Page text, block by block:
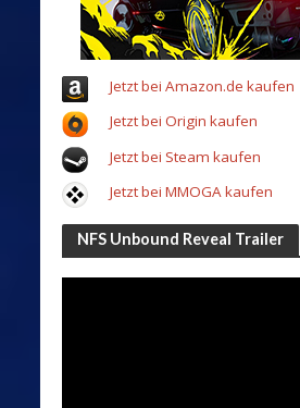
Jetzt bei Amazon.de kaufen
Jetzt bei Origin kaufen
Jetzt bei Steam kaufen
Jetzt bei MMOGA kaufen
NFS Unbound Reveal Trailer